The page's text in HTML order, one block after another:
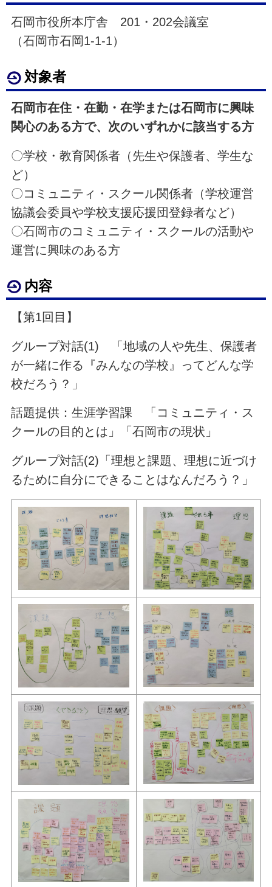
石岡市役所本庁舎 201・202会議室
（石岡市石岡1-1-1）
対象者
石岡市在住・在勤・在学または石岡市に興味
関心のある方で、次のいずれかに該当する方
〇学校・教育関係者（先生や保護者、学生な
ど）
〇コミュニティ・スクール関係者（学校運営
協議会委員や学校支援応援団登録者など）
〇石岡市のコミュニティ・スクールの活動や
運営に興味のある方
内容
【第1回目】
グループ対話(1) 「地域の人や先生、保護者
が一緒に作る『みんなの学校』ってどんな学
校だろう？」
話題提供：生涯学習課 「コミュニティ・ス
クールの目的とは」「石岡市の現状」
グループ対話(2)「理想と課題、理想に近づけ
るために自分にできることはなんだろう？」